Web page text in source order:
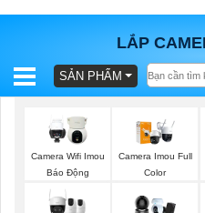
LẮP
BÁO
TRỌN
GÓI
SẢN PHẨM
Camera Wifi Imou
Báo Động
Camera Imou Full
Color